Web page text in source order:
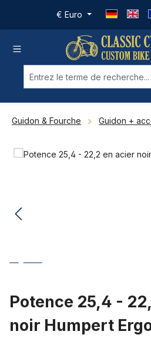
Passer au contenu principal
€ Euro
Guidon & Fourche Guidon +
Ignorer la galerie d'images
Potence 25,4 -
noir Humpert